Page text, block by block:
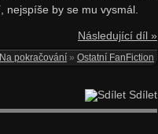
nejspíše by se mu vysmál.
Následující díl »
Na pokračování » Ostatní FanFiction
Sdílet